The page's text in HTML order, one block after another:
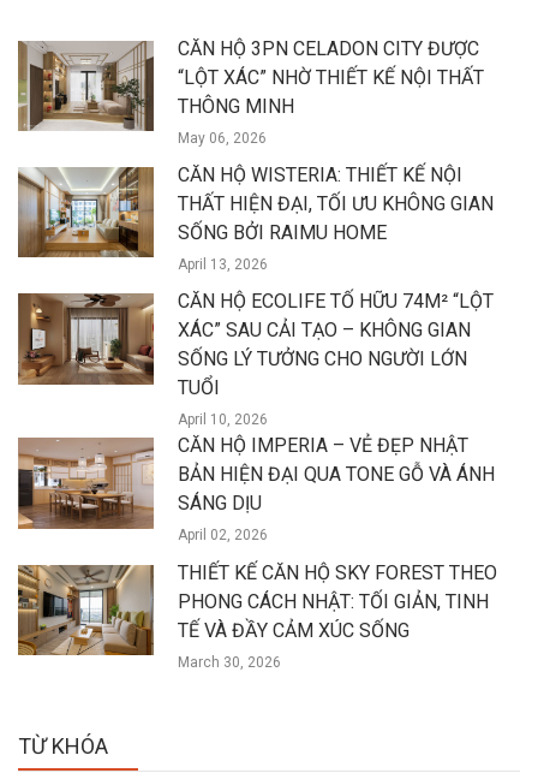
CĂN HỘ 3PN CELADON CITY ĐƯỢC
“LỘT XÁC” NHỜ THIẾT KẾ NỘI THẤT
THÔNG MINH
May 06, 2026
CĂN HỘ WISTERIA: THIẾT KẾ NỘI
THẤT HIỆN ĐẠI, TỐI ƯU KHÔNG GIAN
SỐNG BỞI RAIMU HOME
April 13, 2026
CĂN HỘ ECOLIFE TỐ HỮU 74M² “LỘT
XÁC” SAU CẢI TẠO – KHÔNG GIAN
SỐNG LÝ TƯỞNG CHO NGƯỜI LỚN
TUỔI
April 10, 2026
CĂN HỘ IMPERIA – VẺ ĐẸP NHẬT
BẢN HIỆN ĐẠI QUA TONE GỖ VÀ ÁNH
SÁNG DỊU
April 02, 2026
THIẾT KẾ CĂN HỘ SKY FOREST THEO
PHONG CÁCH NHẬT: TỐI GIẢN, TINH
TẾ VÀ ĐẦY CẢM XÚC SỐNG
March 30, 2026
TỪ KHÓA